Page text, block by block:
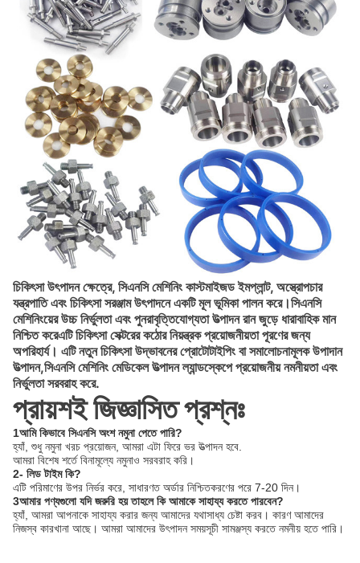
চিকিৎসা উৎপাদন ক্ষেত্রে, সিএনসি মেশিনিং কাস্টমাইজড ইমপ্লান্ট, অস্ত্রোপচার
যন্ত্রপাতি এবং চিকিৎসা সরঞ্জাম উৎপাদনে একটি মূল ভূমিকা পালন করে।সিএনসি
মেশিনিংয়ের উচ্চ নির্ভুলতা এবং পুনরাবৃত্তিযোগ্যতা উত্পাদন রান জুড়ে ধারাবাহিক মান
নিশ্চিত করেএটি চিকিৎসা সেক্টরের কঠোর নিয়ন্ত্রক প্রয়োজনীয়তা পূরণের জন্য
অপরিহার্য। এটি নতুন চিকিৎসা উদ্ভাবনের প্রোটোটাইপিং বা সমালোচনামূলক উপাদান
উত্পাদন,সিএনসি মেশিনিং মেডিকেল উত্পাদন ল্যান্ডস্কেপে প্রয়োজনীয় নমনীয়তা এবং
নির্ভুলতা সরবরাহ করে.
প্রায়শই জিজ্ঞাসিত প্রশ্নঃ
1আমি কিভাবে সিএনসি অংশ নমুনা পেতে পারি?
হ্যাঁ, শুধু নমুনা খরচ প্রয়োজন, আমরা এটা ফিরে ভর উত্পাদন হবে.
আমরা বিশেষ শর্তে বিনামূল্যে নমুনাও সরবরাহ করি।
2- লিড টাইম কি?
এটি পরিমাণের উপর নির্ভর করে, সাধারণত অর্ডার নিশ্চিতকরণের পরে 7-20 দিন।
3আমার পণ্যগুলো যদি জরুরি হয় তাহলে কি আমাকে সাহায্য করতে পারবেন?
হ্যাঁ, আমরা আপনাকে সাহায্য করার জন্য আমাদের যথাসাধ্য চেষ্টা করব। কারণ আমাদের
নিজস্ব কারখানা আছে। আমরা আমাদের উৎপাদন সময়সূচী সামঞ্জস্য করতে নমনীয় হতে পারি।